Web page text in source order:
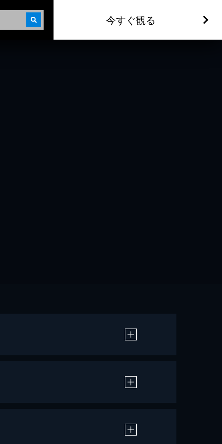
今すぐ観る